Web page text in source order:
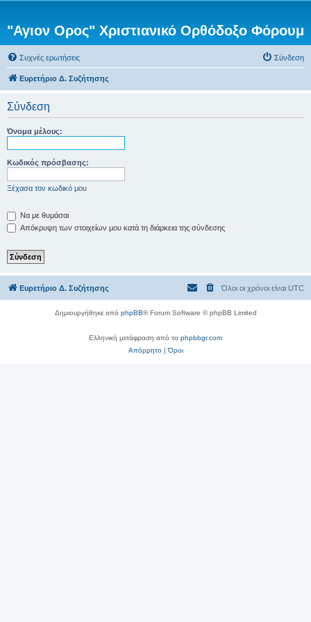
"Αγιον Ορος" Χριστιανικό Ορθόδοξο Φόρουμ
Συχνές ερωτήσεις Σύνδεση
Ευρετήριο Δ. Συζήτησης
Σύνδεση
Όνομα μέλους:
Κωδικός πρόσβασης:
Ξέχασα τον κωδικό μου
Να με θυμάσαι
Απόκρυψη των στοιχείων μου κατά τη διάρκεια της σύνδεσης
Ευρετήριο Δ. Συζήτησης Όλοι οι χρόνοι είναι UTC
Δημιουργήθηκε από phpBB® Forum Software © phpBB Limited
Ελληνική μετάφραση από το phpbbgr.com
Απόρρητο|Όροι